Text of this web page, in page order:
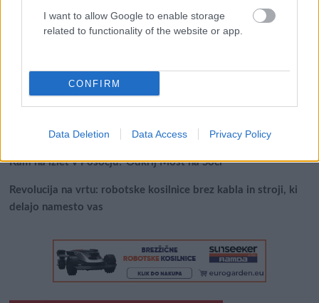
I want to allow Google to enable storage
related to functionality of the website or app.
CONFIRM
Data Deletion Data Access Privacy Policy
Zadnje objave
Celično dihanje – ustvarjanje energije za regeneracijo
Najboljši vrtni stroji Castelgarden za urejanje trate
Kam na izlet v Posočju? Odkrij Most na Soči
Revolucija na vrtu: robotske kosilnice brez kabla in stroji, ki
delajo namesto vas